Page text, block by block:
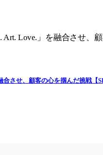
させ、顧客の心を掴んだ挑戦【